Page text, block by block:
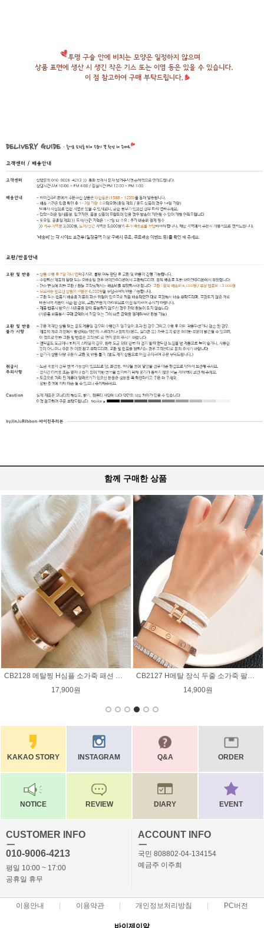
함께 구매한 상품
14,900원
CB2117 럭스 엣지 가죽 팔찌 / 4컬러
16,900원
KAKAO STORY INSTAGRAM Q&A ORDER
NOTICE REVIEW DIARY EVENT
CUSTOMER INFO
ㅡ
010-9006-4213
평일 10:00 ~ 17:00
공휴일 휴무
ACCOUNT INFO
ㅡ
국민 808802-04-134154
예금주 이주희
이용안내 이용약관 개인정보처리방침 PC버전